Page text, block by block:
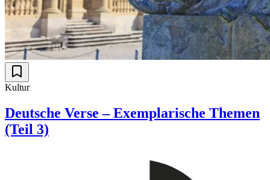
Kultur
Deutsche Verse – Exemplarische Themen
(Teil 3)